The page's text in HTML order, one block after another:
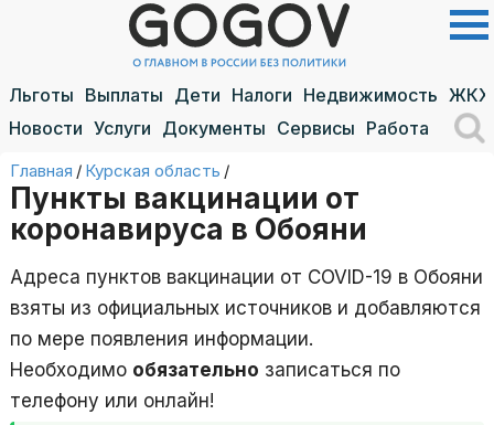
Льготы Выплаты Дети Налоги Недвижимость ЖКХ
Новости Услуги Документы Сервисы Работа
Главная / Курская область /
Пункты вакцинации от
коронавируса в Обояни
Адреса пунктов вакцинации от COVID-19 в Обояни
взяты из официальных источников и добавляются
по мере появления информации.
Необходимо обязательно записаться по
телефону или онлайн!